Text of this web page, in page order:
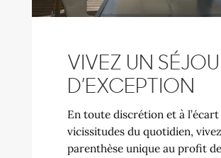
VIVEZ UN
D’EXCEPTION
En toute discrétion et à l’écart
vicissitudes du quotidien,
parenthèse unique au profit de